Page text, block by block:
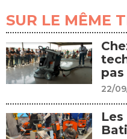
SUR LE MÊME
pas
22/